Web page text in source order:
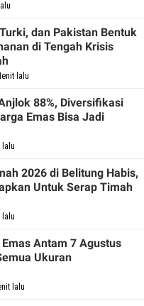
dan Pakistan Bentuk
di Tengah Krisis
lalu
88%, Diversifikasi
Emas Bisa Jadi
lalu
2026 di Belitung Habis,
Untuk Serap Timah
lalu
Antam 7 Agustus
Ukuran
lalu